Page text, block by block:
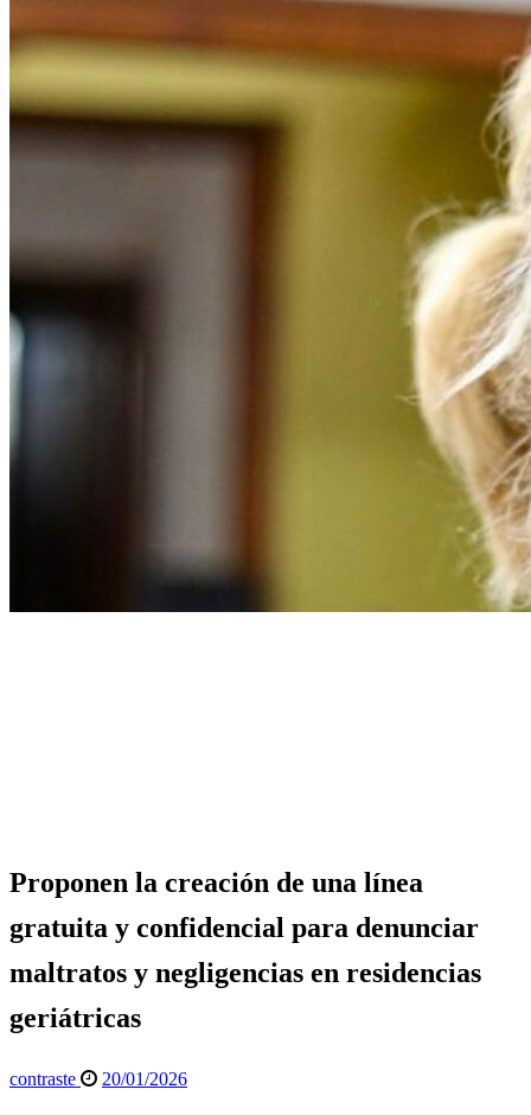
Proponen la creación de una línea
gratuita y confidencial para denunciar
maltratos y negligencias en residencias
geriátricas
contraste
Publicado
20/01/2026